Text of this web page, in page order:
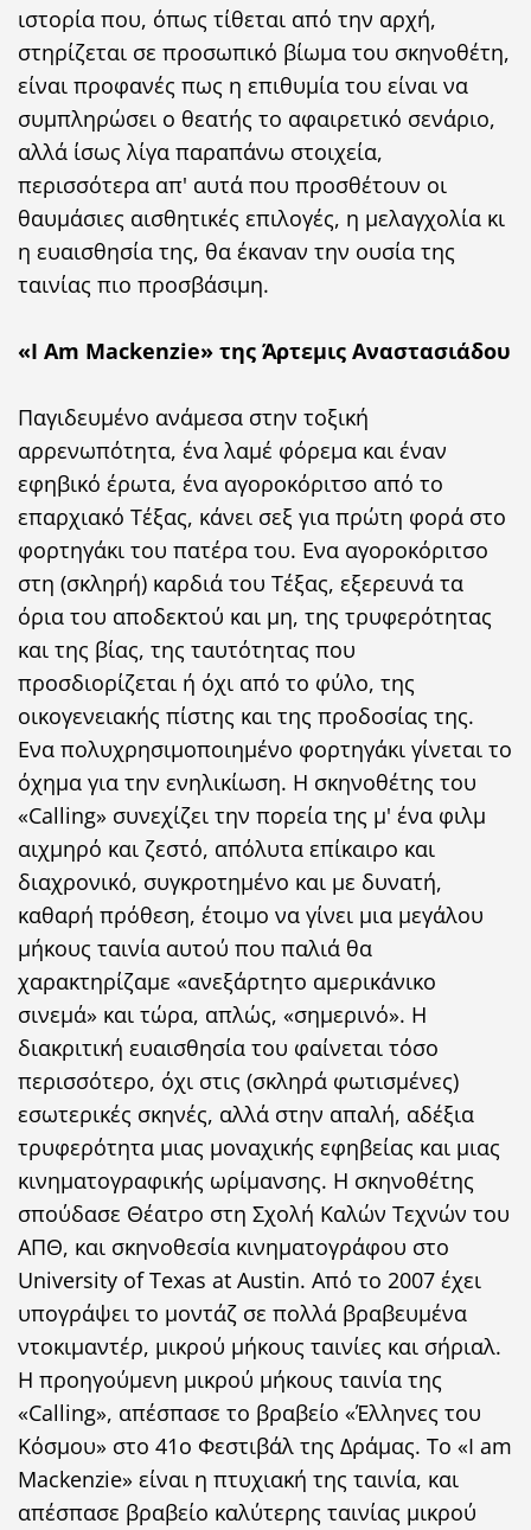
ιστορία που, όπως τίθεται από την αρχή,
στηρίζεται σε προσωπικό βίωμα του σκηνοθέτη,
είναι προφανές πως η επιθυμία του είναι να
συμπληρώσει ο θεατής το αφαιρετικό σενάριο,
αλλά ίσως λίγα παραπάνω στοιχεία,
περισσότερα απ' αυτά που προσθέτουν οι
θαυμάσιες αισθητικές επιλογές, η μελαγχολία κι
η ευαισθησία της, θα έκαναν την ουσία της
ταινίας πιο προσβάσιμη.
«I Am Mackenzie» της Άρτεμις Αναστασιάδου
Παγιδευμένο ανάμεσα στην τοξική
αρρενωπότητα, ένα λαμέ φόρεμα και έναν
εφηβικό έρωτα, ένα αγοροκόριτσο από το
επαρχιακό Τέξας, κάνει σεξ για πρώτη φορά στο
φορτηγάκι του πατέρα του. Ενα αγοροκόριτσο
στη (σκληρή) καρδιά του Τέξας, εξερευνά τα
όρια του αποδεκτού και μη, της τρυφερότητας
και της βίας, της ταυτότητας που
προσδιορίζεται ή όχι από το φύλο, της
οικογενειακής πίστης και της προδοσίας της.
Ενα πολυχρησιμοποιημένο φορτηγάκι γίνεται το
όχημα για την ενηλικίωση. Η σκηνοθέτης του
«Calling» συνεχίζει την πορεία της μ' ένα φιλμ
αιχμηρό και ζεστό, απόλυτα επίκαιρο και
διαχρονικό, συγκροτημένο και με δυνατή,
καθαρή πρόθεση, έτοιμο να γίνει μια μεγάλου
μήκους ταινία αυτού που παλιά θα
χαρακτηρίζαμε «ανεξάρτητο αμερικάνικο
σινεμά» και τώρα, απλώς, «σημερινό». Η
διακριτική ευαισθησία του φαίνεται τόσο
περισσότερο, όχι στις (σκληρά φωτισμένες)
εσωτερικές σκηνές, αλλά στην απαλή, αδέξια
τρυφερότητα μιας μοναχικής εφηβείας και μιας
κινηματογραφικής ωρίμανσης. Η σκηνοθέτης
σπούδασε Θέατρο στη Σχολή Καλών Τεχνών του
ΑΠΘ, και σκηνοθεσία κινηματογράφου στο
University of Texas at Austin. Από το 2007 έχει
υπογράψει το μοντάζ σε πολλά βραβευμένα
ντοκιμαντέρ, μικρού μήκους ταινίες και σήριαλ.
Η προηγούμενη μικρού μήκους ταινία της
«Calling», απέσπασε το βραβείο «Έλληνες του
Κόσμου» στο 41ο Φεστιβάλ της Δράμας. Το «I am
Mackenzie» είναι η πτυχιακή της ταινία, και
απέσπασε βραβείο καλύτερης ταινίας μικρού